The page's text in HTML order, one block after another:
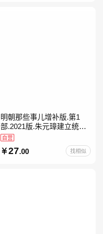
明朝那些事儿增补版.第1
部.2021版.朱元璋建立统治
明朝
自营
27.00 找相似